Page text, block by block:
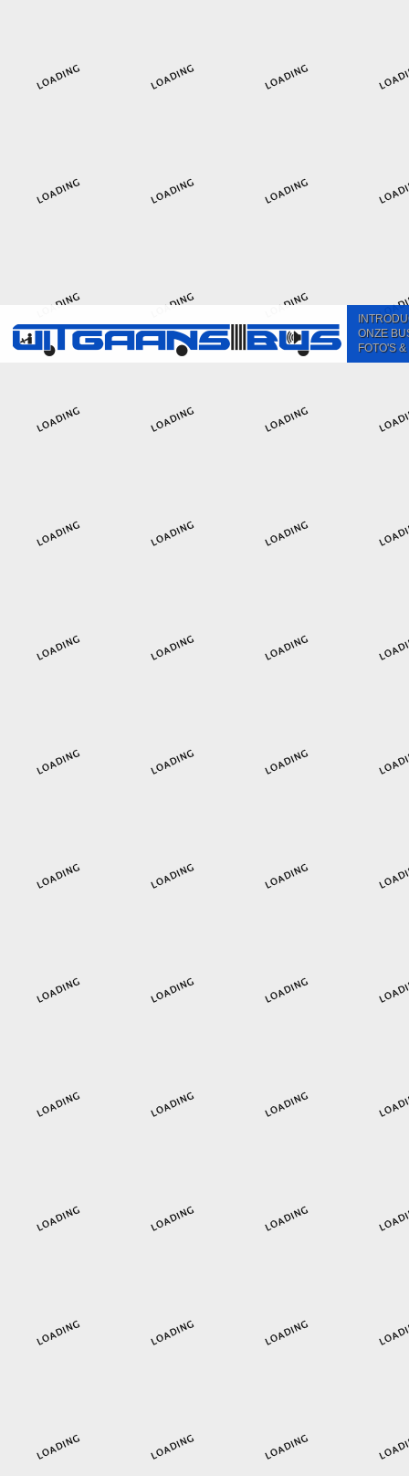
ONZE
FOTO'S